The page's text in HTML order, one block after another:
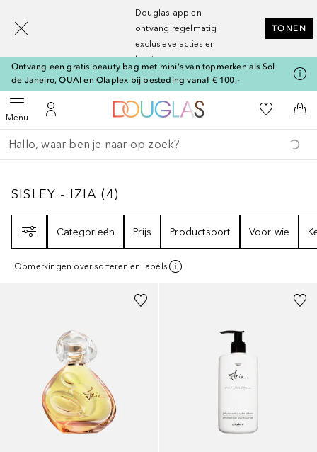
Douglas-app en
ontvang regelmatig
exclusieve acties en
kortingen
TONEN
Ontvang een gratis beauty bag met mini's van topmerken als Sol
de Janeiro, OUAI en Olaplex bij besteding vanaf € 100,-
MenuOpen menuNaar Mijn Account
Naar Douglas Home
Naar Mijn
Ga terug
Zoekopdracht uitvoeren
SISLEY - IZIA4
SISLEY - IZIA (4)
Categorieën
Prijs Productsoort Voor wie
Opmerkingen over sorteren en labels
[navigation.slideout.screenreader]